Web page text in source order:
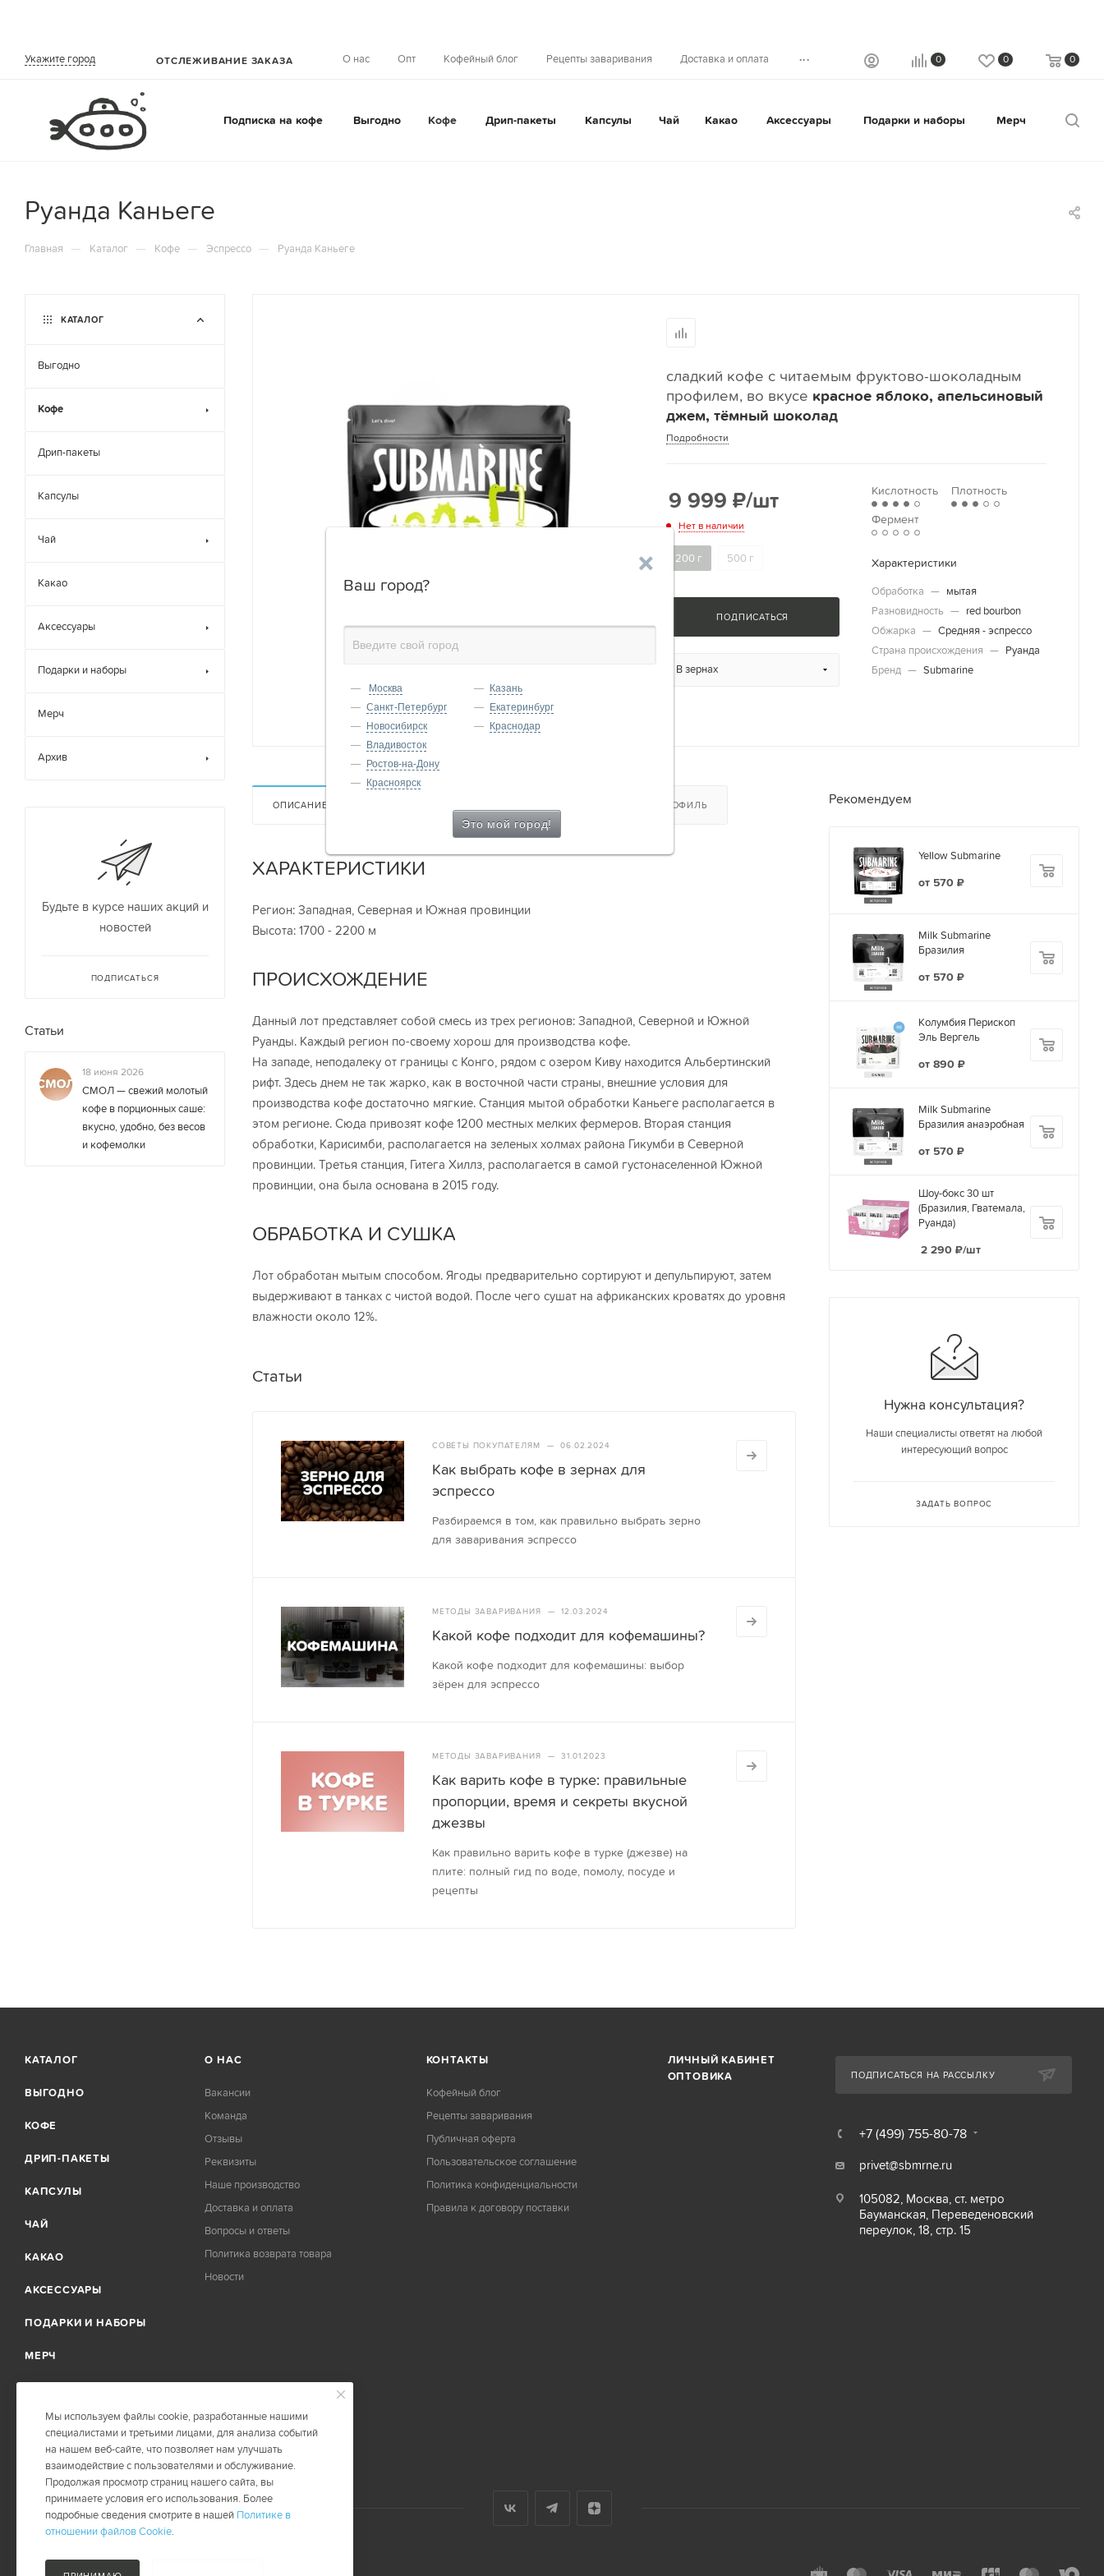
Укажите город
'
Ваш город?
Москва
Санкт-Петербург
Новосибирск
Казань
Екатеринбург
Краснодар
Владивосток
Ростов-на-Дону
Красноярск
ОТСЛЕЖИВАНИЕ ЗАКАЗА О нас Опт Кофейный блог Рецепты заваривания Доставка и оплата ... 0 0 0
Подписка на кофе Выгодно Кофе Дрип-пакеты Капсулы Чай Какао Аксессуары Подарки и наборы Мерч
Руанда Каньеге
Главная — Каталог — Кофе — Эспрессо — Руанда Каньеге
сладкий кофе с читаемым фруктово-шоколадным
профилем, во вкусе красное яблоко, апельсиновый
джем, тёмный шоколад
Подробности
9 999 ₽/шт
Нет в наличии
200 г 500 г
ПОДПИСАТЬСЯ
В зернах
Кислотность Плотность
Фермент
Характеристики
Обработка — мытая
Разновидность
— red bourbon
Обжарка
— Средняя - эспрессо
Страна происхождения
— Руанда
Бренд — Submarine
ОПИСАНИЕ ВКУСОВОЙ ПРОФИЛЬ
ХАРАКТЕРИСТИКИ
Регион: Западная, Северная и Южная провинции
Высота: 1700 - 2200 м
ПРОИСХОЖДЕНИЕ
Данный лот представляет собой смесь из трех регионов: Западной, Северной и Южной
Руанды. Каждый регион по-своему хорош для производства кофе.
На западе, неподалеку от границы с Конго, рядом с озером Киву находится Альбертинский
рифт. Здесь днем не так жарко, как в восточной части страны, внешние условия для
производства кофе достаточно мягкие. Станция мытой обработки Каньеге располагается в
этом регионе. Сюда привозят кофе 1200 местных мелких фермеров. Вторая станция
обработки, Карисимби, располагается на зеленых холмах района Гикумби в Северной
провинции. Третья станция, Гитега Хиллз, располагается в самой густонаселенной Южной
провинции, она была основана в 2015 году.
ОБРАБОТКА И СУШКА
Лот обработан мытым способом. Ягоды предварительно сортируют и депульпируют, затем
выдерживают в танках с чистой водой. После чего сушат на африканских кроватях до уровня
влажности около 12%.
Статьи
СОВЕТЫ ПОКУПАТЕЛЯМ — 06.02.2024
Как выбрать кофе в зернах для
эспрессо
Разбираемся в том, как правильно выбрать зерно
для заваривания эспрессо
МЕТОДЫ ЗАВАРИВАНИЯ — 12.03.2024
Какой кофе подходит для кофемашины?
Какой кофе подходит для кофемашины: выбор
зёрен для эспрессо
МЕТОДЫ ЗАВАРИВАНИЯ — 31.01.2023
Как варить кофе в турке: правильные
пропорции, время и секреты вкусной
джезвы
Как правильно варить кофе в турке (джезве) на
плите: полный гид по воде, помолу, посуде и
рецепты
Рекомендуем
Yellow Submarine
от 570 ₽
Milk Submarine
Бразилия
от 570 ₽
Колумбия Перископ
Эль Вергель
от 890 ₽
Milk Submarine
Бразилия анаэробная
от 570 ₽
Шоу-бокс 30 шт
(Бразилия, Гватемала,
Руанда)
2 290 ₽/шт
Нужна консультация?
Наши специалисты ответят на любой
интересующий вопрос
ЗАДАТЬ ВОПРОС
КАТАЛОГ
Выгодно
Кофе
Дрип-пакеты
Капсулы
Чай
Какао
Аксессуары
Подарки и наборы
Мерч
Архив
Будьте в курсе наших акций и
новостей
ПОДПИСАТЬСЯ
Статьи
18 июня 2026
СМОЛ — свежий молотый
кофе в порционных саше:
вкусно, удобно, без весов
и кофемолки
КАТАЛОГ
ВЫГОДНО
КОФЕ
ДРИП-ПАКЕТЫ
КАПСУЛЫ
ЧАЙ
КАКАО
АКСЕССУАРЫ
ПОДАРКИ И НАБОРЫ
МЕРЧ
ПОДПИСКА НА КОФЕ
О НАС
Вакансии
Команда
Отзывы
Реквизиты
Наше производство
Доставка и оплата
Вопросы и ответы
Политика возврата товара
Новости
КОНТАКТЫ
Кофейный блог
Рецепты заваривания
Публичная оферта
Пользовательское соглашение
Политика конфиденциальности
Правила к договору поставки
ЛИЧНЫЙ КАБИНЕТ
ОПТОВИКА
ПОДПИСАТЬСЯ НА РАССЫЛКУ
+7 (499) 755-80-78
privet@sbmrne.ru
105082, Москва, ст. метро
Бауманская, Переведеновский
переулок, 18, стр. 15
Мы используем файлы cookie, разработанные нашими
специалистами и третьими лицами, для анализа событий
на нашем веб-сайте, что позволяет нам улучшать
взаимодействие с пользователями и обслуживание.
Продолжая просмотр страниц нашего сайта, вы
принимаете условия его использования. Более
подробные сведения смотрите в нашей Политике в
отношении файлов Cookie.